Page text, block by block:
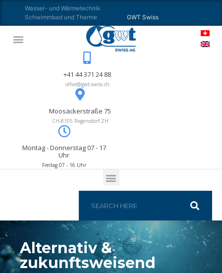
Wasser- und Wärmetechnik
Schwimmbad und Therme
GWT Swiss
+41 44 371 24 88
office@gwt-swiss.ch
Moosäckerstraße 75
CH-8105 Regensdorf ZH
Montag - Donnerstag 07 - 17
Uhr
Freitag 07 - 16 Uhr
Alternativ &
zukunftsweisend